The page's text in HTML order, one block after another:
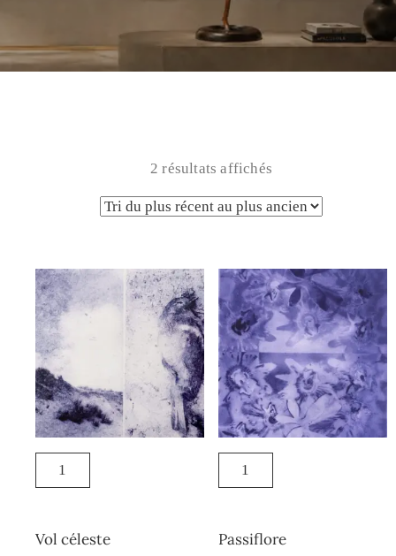
2 résultats affichés
Vol céleste Passiflore